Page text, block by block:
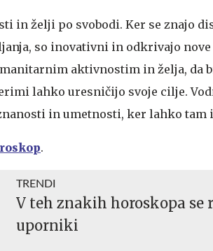
in želji po svobodi. Ker se znajo
so inovativni in odkrivajo nove
aktivnostim in želja, da
lahko uresničijo svoje cilje.
in umetnosti, ker lahko
.
TRENDI
V teh znakih horoskopa se
uporniki